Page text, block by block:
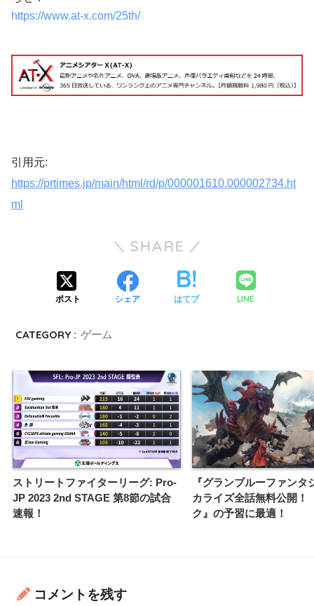
https://www.at-x.com/25th/
引用元:
https://prtimes.jp/main/html/rd/p/000001610.000002734.ht
ml
SHARE
ポスト シェア はてブ LINE
CATEGORY : ゲーム
ストリートファイターリーグ: Pro-
JP 2023 2nd STAGE 第8節の試合
速報！
『グランブルーファンタ
カライズ全話無料公開！
ク』の予習に最適！
コメントを残す